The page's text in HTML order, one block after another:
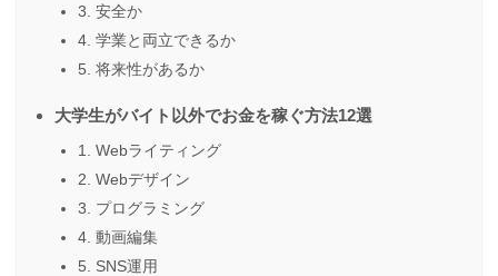
3. 安全か
4. 学業と両立できるか
5. 将来性があるか
大学生がバイト以外でお金を稼ぐ方法12選
1. Webライティング
2. Webデザイン
3. プログラミング
4. 動画編集
5. SNS運用